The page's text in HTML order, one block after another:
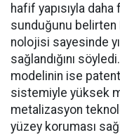
hafif yapısıyla
sunduğunu
nolojisi sayesinde
sağlandığı­nı
modelinin ise
sistemiyle yüksek
metalizasyon
yüzey koruması